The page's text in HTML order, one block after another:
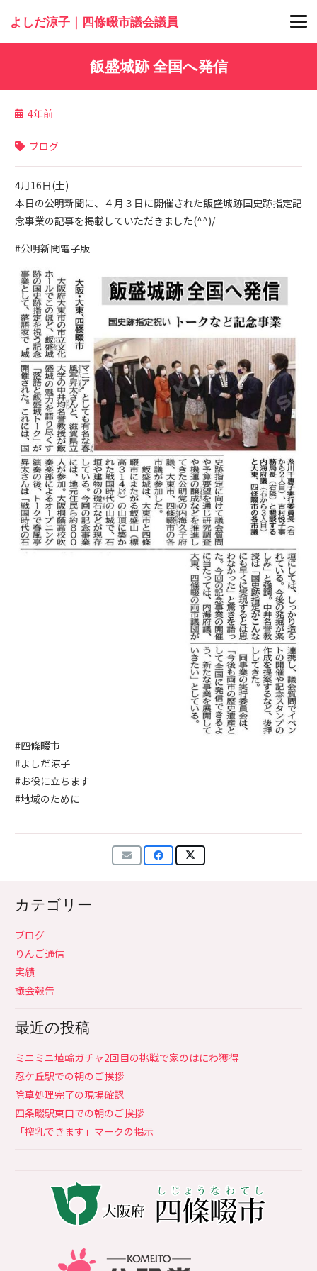
よしだ涼子｜四條畷市議会議員
飯盛城跡 全国へ発信
4年前
ブログ
4月16日(土)
本日の公明新聞に、４月３日に開催された飯盛城跡国史跡指定記
念事業の記事を掲載していただきました(^^)/
#公明新聞電子版
#四條畷市
#よしだ涼子
#お役に立ちます
#地域のために
カテゴリー
ブログ
りんご通信
実績
議会報告
最近の投稿
ミニミニ埴輪ガチャ2回目の挑戦で家のはにわ獲得
忍ケ丘駅での朝のご挨拶
除草処理完了の現場確認
四条畷駅東口での朝のご挨拶
「搾乳できます」マークの掲示